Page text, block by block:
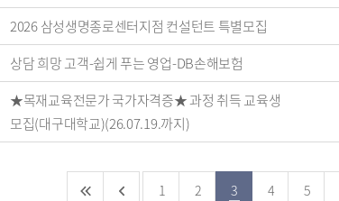
2026 삼성생명종로센터지점 컨설턴트 특별모집
상담 희망 고객-쉽게 푸는 영업-DB손해보험
★목재교육전문가 국가자격증★ 과정 취득 교육생
모집(대구대학교)(26.07.19.까지)
1 2 3 4 5